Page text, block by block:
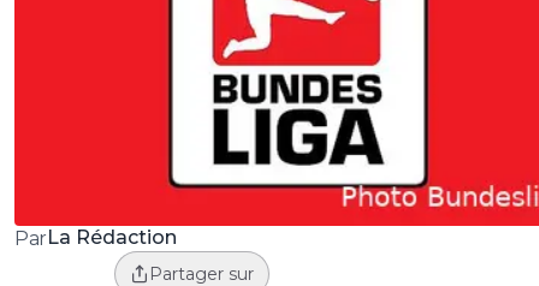
ParLa Rédaction
Partager sur